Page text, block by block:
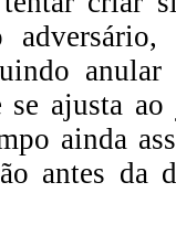
anular
ajusta
ainda
antes